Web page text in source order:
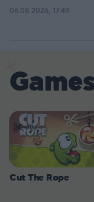
06.08.2026, 17:49
Cut The Rope